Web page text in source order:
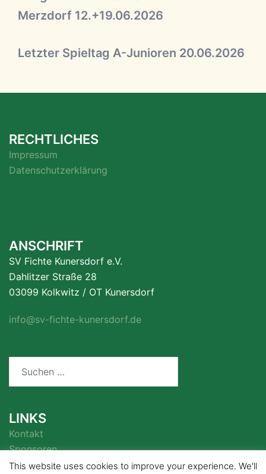
Merzdorf 12.+19.06.2026
Letzter Spieltag A-Junioren 20.06.2026
RECHTLICHES
Impressum
Datenschutzerklärung
ANSCHRIFT
SV Fichte Kunersdorf e.V.
Dahlitzer Straße 28
03099 Kolkwitz / OT Kunersdorf
info@sv-fichte-kunersdorf.de
LINKS
Kontakt
Sponsoren
This website uses cookies to improve your experience. We'll